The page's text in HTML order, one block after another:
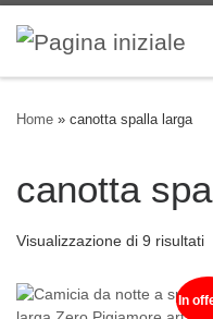
Skip to content
Home » canotta spalla larga
canotta
Visualizzazione di 9 risultati
In